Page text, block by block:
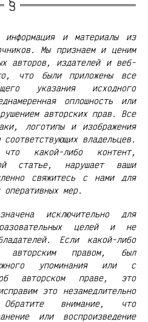
и материалы из
Мы признаем и ценим
авторов, издателей и веб-
что были приложены все
указания исходного
оплошность или
авторских прав. Все
логотипы и изображения
владельцев.
какой-либо контент,
статье, нарушает ваши
свяжитесь с нами для
оперативных мер.
исключительно для
целей и не
Если какой-либо
авторским правом, был
упоминания или с
авторском праве, это
это незамедлительно
внимание, что
или воспроизведение